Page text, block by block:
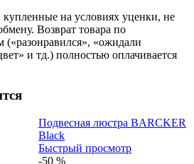
на условиях уценки, не
Возврат товара по
«ожидали
и тд.) полностью оплачивается
Подвесная люстра BARCKER
Black
Быстрый просмотр
-50 %